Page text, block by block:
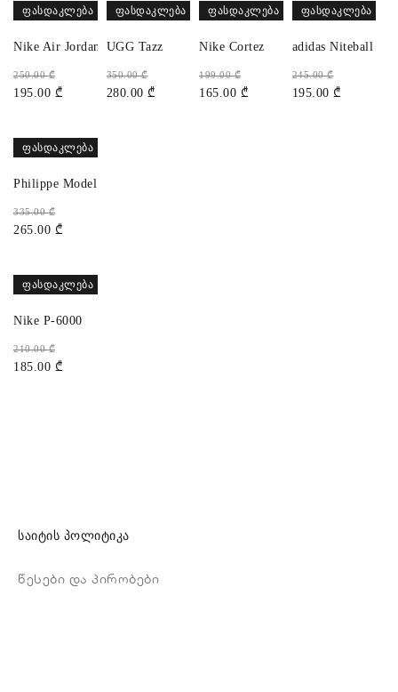
ᲤᲐᲡᲓᲐᲙᲚᲔᲑᲐ
Nike Air Jordan 1 High 85
250.00₾
195.00 ₾
ᲤᲐᲡᲓᲐᲙᲚᲔᲑᲐ
UGG Tazz
350.00₾
280.00 ₾
ᲤᲐᲡᲓᲐᲙᲚᲔᲑᲐ
Nike Cortez
199.00₾
165.00 ₾
ᲤᲐᲡᲓᲐᲙᲚᲔᲑᲐ
adidas Niteball
245.00₾
195.00 ₾
ᲤᲐᲡᲓᲐᲙᲚᲔᲑᲐ
Philippe Model
335.00₾
265.00 ₾
ᲤᲐᲡᲓᲐᲙᲚᲔᲑᲐ
Nike P-6000
210.00₾
185.00 ₾
საიტის პოლიტიკა
წესები და პირობები